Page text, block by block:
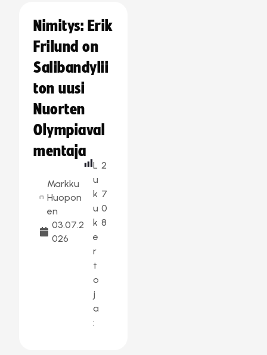
Nimitys: Erik
Frilund on
Salibandylii
ton uusi
Nuorten
Olympiaval
mentaja
Markku
Huopon
en
03.07.2
026
L
u
k
u
k
e
r
t
o
j
a
:
2
7
0
8